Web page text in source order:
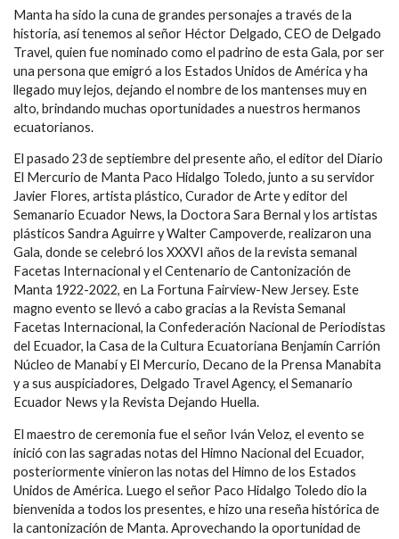
Manta ha sido la cuna de grandes personajes a través de la
historia, así tenemos al señor Héctor Delgado, CEO de Delgado
Travel, quien fue nominado como el padrino de esta Gala, por ser
una persona que emigró a los Estados Unidos de América y ha
llegado muy lejos, dejando el nombre de los mantenses muy en
alto, brindando muchas oportunidades a nuestros hermanos
ecuatorianos.
El pasado 23 de septiembre del presente año, el editor del Diario
El Mercurio de Manta Paco Hidalgo Toledo, junto a su servidor
Javier Flores, artista plástico, Curador de Arte y editor del
Semanario Ecuador News, la Doctora Sara Bernal y los artistas
plásticos Sandra Aguirre y Walter Campoverde, realizaron una
Gala, donde se celebró los XXXVI años de la revista semanal
Facetas Internacional y el Centenario de Cantonización de
Manta 1922-2022, en La Fortuna Fairview-New Jersey. Este
magno evento se llevó a cabo gracias a la Revista Semanal
Facetas Internacional, la Confederación Nacional de Periodistas
del Ecuador, la Casa de la Cultura Ecuatoriana Benjamín Carrión
Núcleo de Manabí y El Mercurio, Decano de la Prensa Manabita
y a sus auspiciadores, Delgado Travel Agency, el Semanario
Ecuador News y la Revista Dejando Huella.
El maestro de ceremonia fue el señor Iván Veloz, el evento se
inició con las sagradas notas del Himno Nacional del Ecuador,
posteriormente vinieron las notas del Himno de los Estados
Unidos de América. Luego el señor Paco Hidalgo Toledo dio la
bienvenida a todos los presentes, e hizo una reseña histórica de
la cantonización de Manta. Aprovechando la oportunidad de